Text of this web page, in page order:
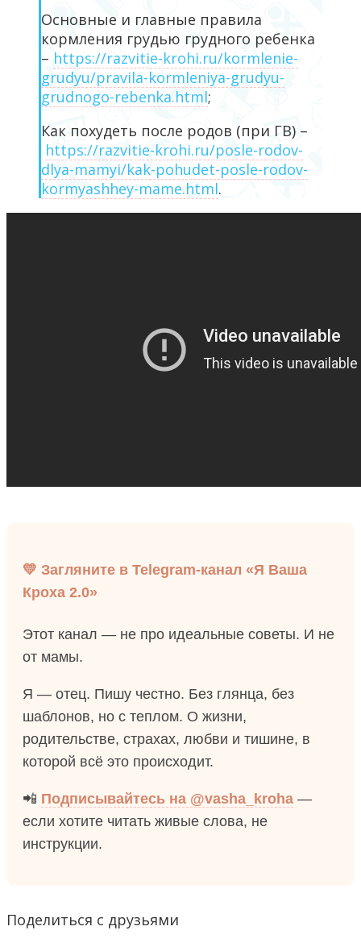
Основные и главные правила
кормления грудью грудного ребенка
– https://razvitie-krohi.ru/kormlenie-
grudyu/pravila-kormleniya-grudyu-
grudnogo-rebenka.html;
Как похудеть после родов (при ГВ) –
https://razvitie-krohi.ru/posle-rodov-
dlya-mamyi/kak-pohudet-posle-rodov-
kormyashhey-mame.html.
💛 Загляните в Telegram-канал «Я Ваша
Кроха 2.0»
Этот канал — не про идеальные советы. И не
от мамы.
Я — отец. Пишу честно. Без глянца, без
шаблонов, но с теплом. О жизни,
родительстве, страхах, любви и тишине, в
которой всё это происходит.
📲 Подписывайтесь на @vasha_kroha —
если хотите читать живые слова, не
инструкции.
Поделиться с друзьями